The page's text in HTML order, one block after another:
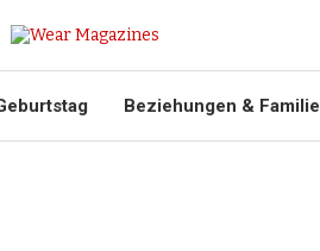
Beziehungen & Familie